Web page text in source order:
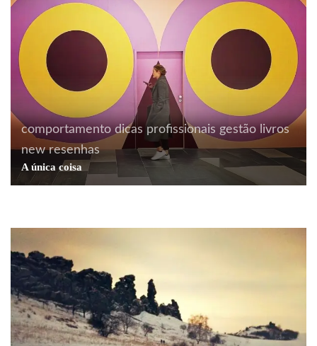
comportamento dicas profissionais gestão livros
new resenhas
A única coisa
Acontecendo Aqui Coluna da semana design
dicas profissionais
marketing
Como não ser engolido pelo dragão